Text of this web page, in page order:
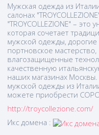
Мужская одежда из
салонах
"TROYCOLLEZIONE" – это
которая сочетает
мужской одежды,
портновское
влагозащищенные
качественную
наших магазинах
мужской одежды из
можете приобрести
http://troycollezione.com/
Икс домена :